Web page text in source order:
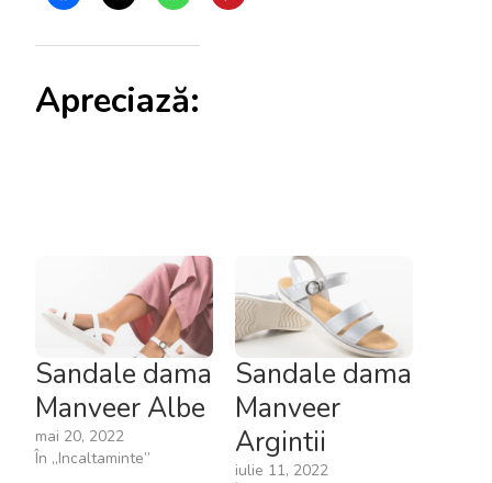
Apreciază:
Sandale dama
Manveer Albe
mai 20, 2022
În „Incaltaminte”
Sandale dama
Manveer
Argintii
iulie 11, 2022